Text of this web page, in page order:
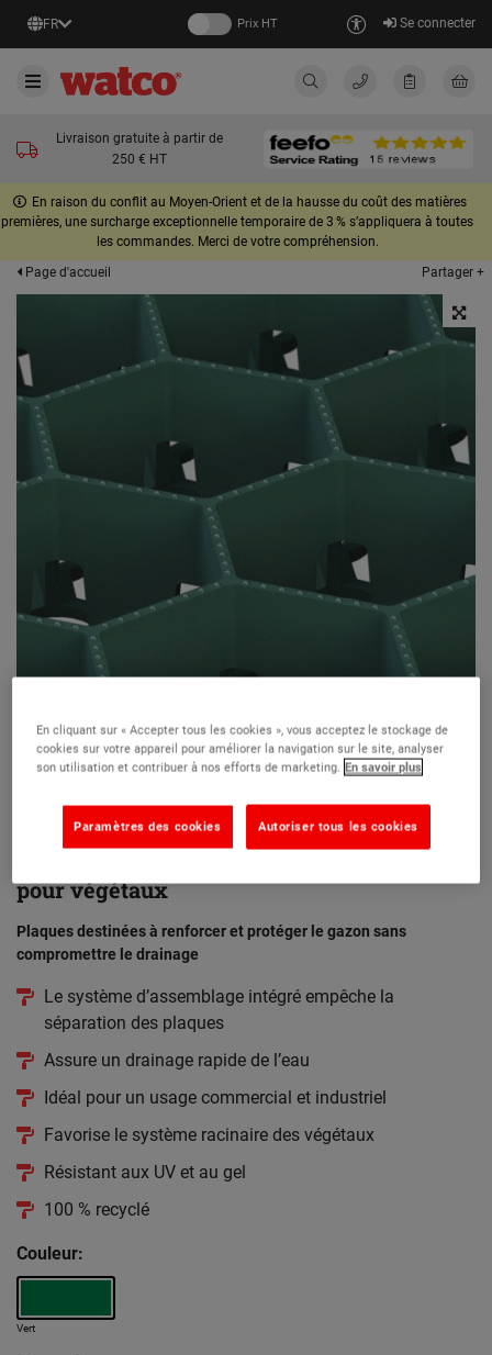
FR Prix HT Se connecter
Livraison gratuite à partir de
250 € HT
En raison du conflit au Moyen-Orient et de la hausse du coût des matières
premières, une surcharge exceptionnelle temporaire de 3 % s’appliquera à toutes
les commandes. Merci de votre compréhension.
Page d'accueil
Partager +
pour végétaux
Plaques destinées à renforcer et protéger le gazon sans
compromettre le drainage
Le système d’assemblage intégré empêche la
séparation des plaques
Assure un drainage rapide de l’eau
Idéal pour un usage commercial et industriel
Favorise le système racinaire des végétaux
Résistant aux UV et au gel
100 % recyclé
Couleur:
Vert
En cliquant sur « Accepter tous les cookies », vous acceptez le stockage de
cookies sur votre appareil pour améliorer la navigation sur le site, analyser
son utilisation et contribuer à nos efforts de marketing. En savoir plus
Autoriser tous les cookies
Paramètres des cookies